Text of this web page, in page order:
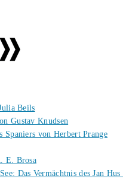
Beils
Gustav Knudsen
Spaniers von Herbert Prange
E. Brosa
Das Vermächtnis des Jan